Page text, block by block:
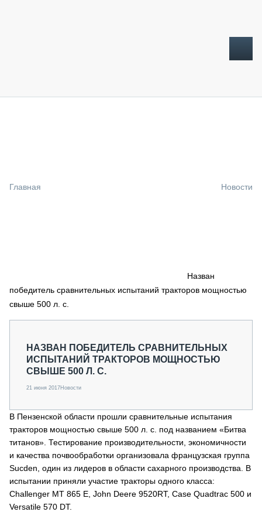
СПЕЦПРОЕКТЫ
МЕРОПРИЯТИЯ
СТАТЬИ ПО КАТЕГОРИЯМ ТЕХНИКИ
Главная Новости
Назван
победитель сравнительных испытаний тракторов мощностью
свыше 500 л. с.
НАЗВАН ПОБЕДИТЕЛЬ СРАВНИТЕЛЬНЫХ
ИСПЫТАНИЙ ТРАКТОРОВ МОЩНОСТЬЮ
СВЫШЕ 500 Л. С.
21 июня 2017Новости
В Пензенской области прошли сравнительные испытания
тракторов мощностью свыше 500 л. с. под названием «Битва
титанов». Тестирование производительности, экономичности
и качества почвообработки организовала французская группа
Sucden, один из лидеров в области сахарного производства. В
испытании приняли участие тракторы одного класса:
Challenger MT 865 E, John Deere 9520RT, Case Quadtrac 500 и
Versatile 570 DT.